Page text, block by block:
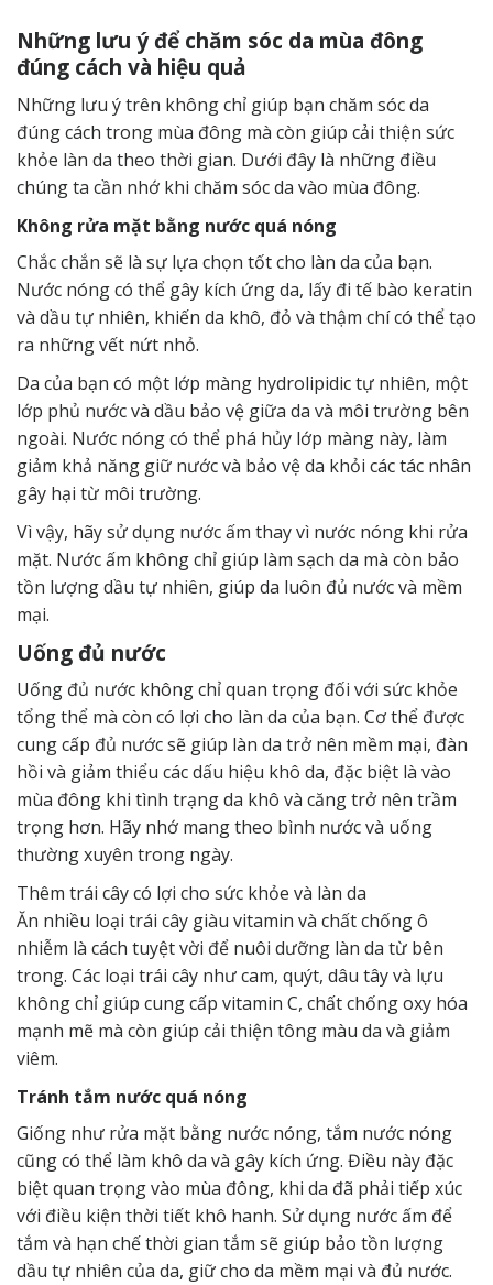
Những lưu ý để chăm sóc da mùa đông
đúng cách và hiệu quả
Những lưu ý trên không chỉ giúp bạn chăm sóc da
đúng cách trong mùa đông mà còn giúp cải thiện sức
khỏe làn da theo thời gian. Dưới đây là những điều
chúng ta cần nhớ khi chăm sóc da vào mùa đông.
Không rửa mặt bằng nước quá nóng
Chắc chắn sẽ là sự lựa chọn tốt cho làn da của bạn.
Nước nóng có thể gây kích ứng da, lấy đi tế bào keratin
và dầu tự nhiên, khiến da khô, đỏ và thậm chí có thể tạo
ra những vết nứt nhỏ.
Da của bạn có một lớp màng hydrolipidic tự nhiên, một
lớp phủ nước và dầu bảo vệ giữa da và môi trường bên
ngoài. Nước nóng có thể phá hủy lớp màng này, làm
giảm khả năng giữ nước và bảo vệ da khỏi các tác nhân
gây hại từ môi trường.
Vì vậy, hãy sử dụng nước ấm thay vì nước nóng khi rửa
mặt. Nước ấm không chỉ giúp làm sạch da mà còn bảo
tồn lượng dầu tự nhiên, giúp da luôn đủ nước và mềm
mại.
Uống đủ nước
Uống đủ nước không chỉ quan trọng đối với sức khỏe
tổng thể mà còn có lợi cho làn da của bạn. Cơ thể được
cung cấp đủ nước sẽ giúp làn da trở nên mềm mại, đàn
hồi và giảm thiểu các dấu hiệu khô da, đặc biệt là vào
mùa đông khi tình trạng da khô và căng trở nên trầm
trọng hơn. Hãy nhớ mang theo bình nước và uống
thường xuyên trong ngày.
Thêm trái cây có lợi cho sức khỏe và làn da
Ăn nhiều loại trái cây giàu vitamin và chất chống ô
nhiễm là cách tuyệt vời để nuôi dưỡng làn da từ bên
trong. Các loại trái cây như cam, quýt, dâu tây và lựu
không chỉ giúp cung cấp vitamin C, chất chống oxy hóa
mạnh mẽ mà còn giúp cải thiện tông màu da và giảm
viêm.
Tránh tắm nước quá nóng
Giống như rửa mặt bằng nước nóng, tắm nước nóng
cũng có thể làm khô da và gây kích ứng. Điều này đặc
biệt quan trọng vào mùa đông, khi da đã phải tiếp xúc
với điều kiện thời tiết khô hanh. Sử dụng nước ấm để
tắm và hạn chế thời gian tắm sẽ giúp bảo tồn lượng
dầu tự nhiên của da, giữ cho da mềm mại và đủ nước.